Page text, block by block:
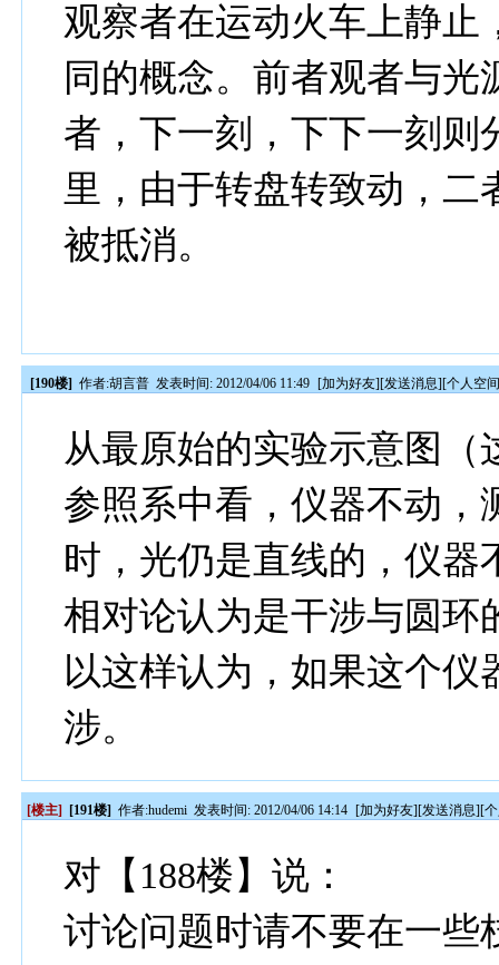
观察者在运动火车上静止
同的概念。前者观者与
者，下一刻，下下一刻则
里，由于转盘转致动，
被抵消。
[190楼] 作者:胡言普 发表时间: 2012/04/06 11:49 [加为好友][发送消息][个人空
从最原始的实验示意图
参照系中看，仪器不动，
时，光仍是直线的，仪器
相对论认为是干涉与圆环
以这样认为，如果这个
涉。
[楼主] [191楼] 作者:hudemi 发表时间: 2012/04/06 14:14 [加为好友][发送消息][
对【188楼】说：
讨论问题时请不要在一些